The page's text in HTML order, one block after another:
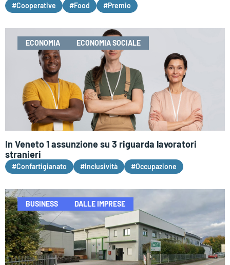
#Cooperative #Food #Premio
ECONOMIA ECONOMIA SOCIALE
In Veneto 1 assunzione su 3 riguarda lavoratori
stranieri
#Confartigianato #Inclusività #Occupazione
BUSINESS DALLE IMPRESE